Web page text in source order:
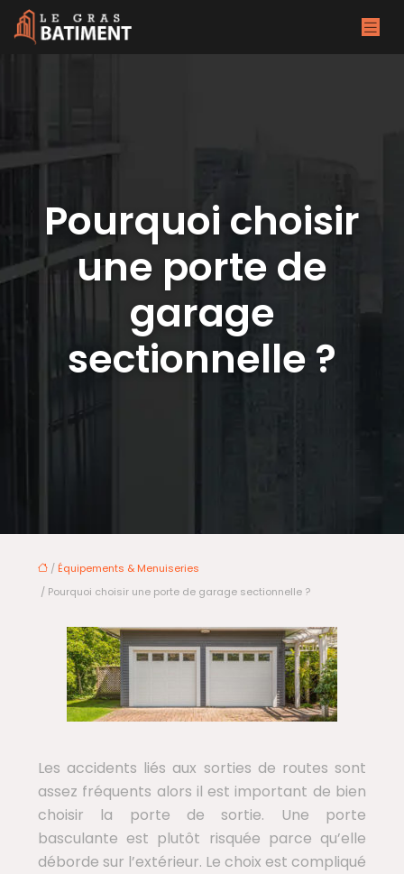
Pourquoi choisir
une porte de
garage
sectionnelle ?
/ Équipements & Menuiseries
/ Pourquoi choisir une porte de garage sectionnelle ?
Les accidents liés aux sorties de routes sont
assez fréquents alors il est important de bien
choisir la porte de sortie. Une porte
basculante est plutôt risquée parce qu’elle
déborde sur l’extérieur. Le choix est compliqué